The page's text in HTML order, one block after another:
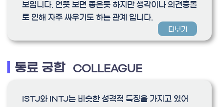
보입니다. 언뜻 보면 좋은듯 하지만 생각이나 의견충돌
로 인해 자주 싸우기도 하는 관계 입니다.
더보기
동료 궁합 COLLEAGUE
ISTJ와 INTJ는 비슷한 성격적 특징을 가지고 있어